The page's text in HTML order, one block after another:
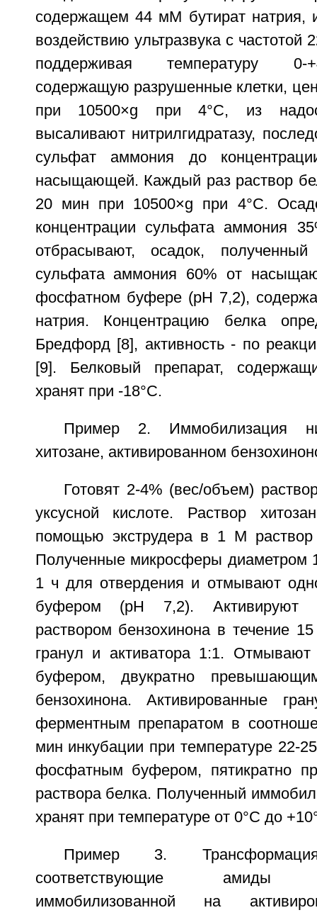
содержащем 44 мМ бутират натрия,
воздействию ультразвука с частотой
поддерживая температуру 0-
содержащую разрушенные клетки,
при 10500×g при 4°C, из
высаливают нитрилгидратазу,
сульфат аммония до
насыщающей. Каждый раз раствор
20 мин при 10500×g при 4°C.
концентрации сульфата аммония
отбрасывают, осадок,
сульфата аммония 60% от
фосфатном буфере (pH 7,2),
натрия. Концентрацию белка
Бредфорд [8], активность - по
[9]. Белковый препарат,
хранят при -18°C.
Пример 2. Иммобилизация
хитозане, активированном
Готовят 2-4% (вес/объем)
уксусной кислоте. Раствор
помощью экструдера в 1 М раствор
Полученные микросферы диаметром
1 ч для отвердения и отмывают
буфером (pH 7,2). Активируют
раствором бензохинона в течение
гранул и активатора 1:1.
буфером, двукратно
бензохинона. Активированные
ферментным препаратом в
мин инкубации при температуре 22-
фосфатным буфером, пятикратно
раствора белка. Полученный
хранят при температуре от 0°C до
Пример 3.
соответствующие амиды
иммобилизованной на